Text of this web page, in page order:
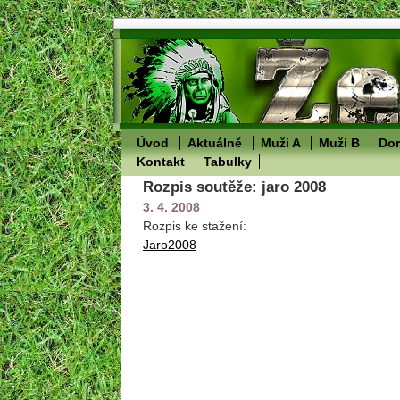
Úvod Aktuálně Muži A Muži B
Kontakt
Tabulky
Rozpis soutěže: jaro 2008
3. 4. 2008
Rozpis ke stažení:
Jaro2008